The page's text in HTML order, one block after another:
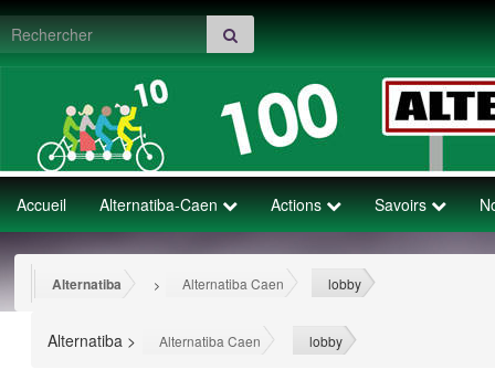
Search for:
Accueil Alternatiba-Caen Actions Savoirs
Alternatiba > Alternatiba Caen lobby
Alternatiba > Alternatiba Caen lobby